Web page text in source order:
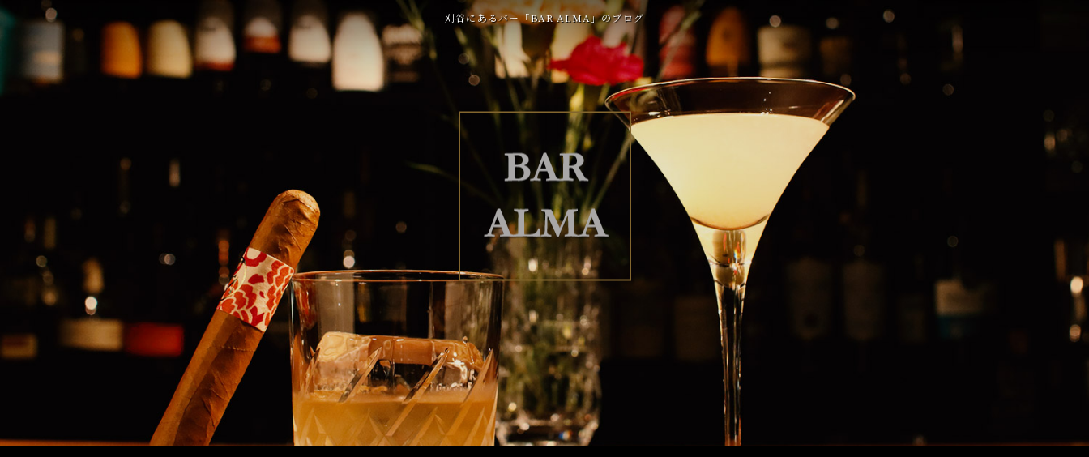
刈谷にあるバー「BAR ALMA」のブログ